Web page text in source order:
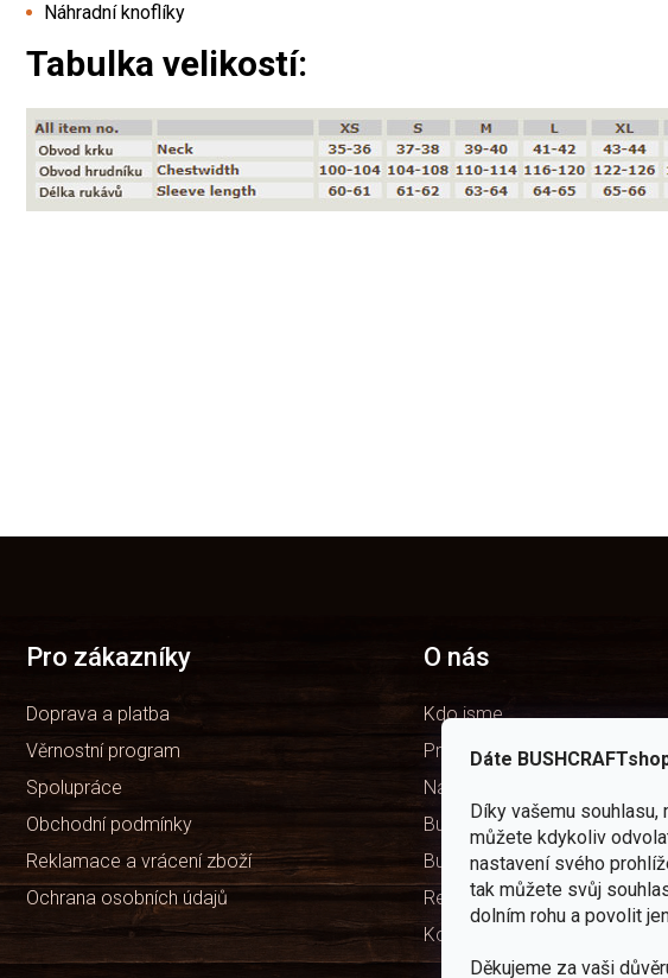
Dáte
Díky vašemu souhlasu,
můžete kdykoliv
nastavení svého
tak můžete svůj
dolním rohu a povolit
Děkujeme za vaši
Náhradní knoflíky
Tabulka velikostí:
Pro zákazníky
Doprava a platba
Věrnostní program
Spolupráce
Obchodní podmínky
Reklamace a vrácení zboží
Ochrana osobních údajů
O nás
Kdo jsme
Prodejny
Naše značka — JuBö
Bushcraft víkendy
Bushcraft Portál
Recenze obchodu
Kontakty